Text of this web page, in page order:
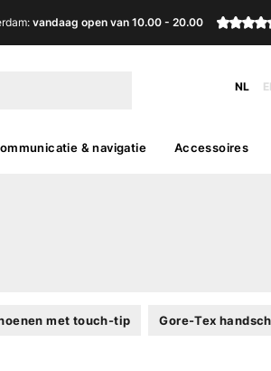
vandaag open van 10.00 - 20.00
NL
& navigatie Accessoires
met touch-tip Gore-Tex